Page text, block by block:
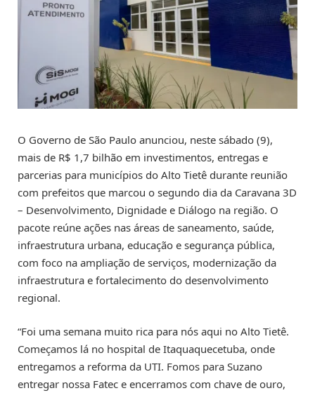
O Governo de São Paulo anunciou, neste sábado (9),
mais de R$ 1,7 bilhão em investimentos, entregas e
parcerias para municípios do Alto Tietê durante reunião
com prefeitos que marcou o segundo dia da Caravana 3D
– Desenvolvimento, Dignidade e Diálogo na região. O
pacote reúne ações nas áreas de saneamento, saúde,
infraestrutura urbana, educação e segurança pública,
com foco na ampliação de serviços, modernização da
infraestrutura e fortalecimento do desenvolvimento
regional.
“Foi uma semana muito rica para nós aqui no Alto Tietê.
Começamos lá no hospital de Itaquaquecetuba, onde
entregamos a reforma da UTI. Fomos para Suzano
entregar nossa Fatec e encerramos com chave de ouro,